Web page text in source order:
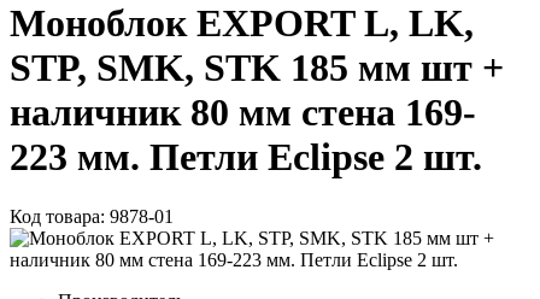
Моноблок EXPORT L, LK,
STP, SMK, STK 185 мм шт +
наличник 80 мм стена 169-
223 мм. Петли Eclipse 2 шт.
Код товара: 9878-01